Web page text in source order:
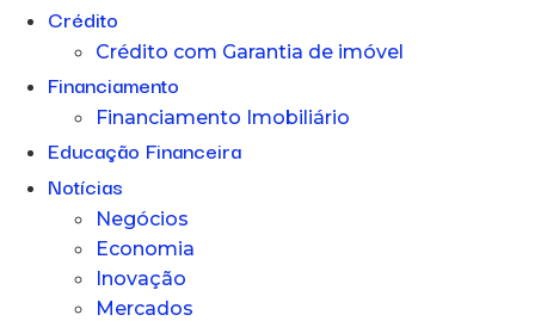
Crédito
Crédito com Garantia de imóvel
Financiamento
Financiamento Imobiliário
Educação Financeira
Notícias
Negócios
Economia
Inovação
Mercados